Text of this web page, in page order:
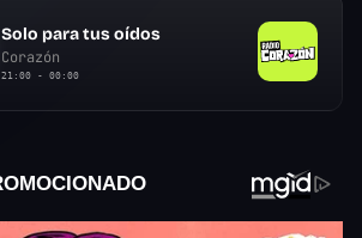
Solo para tus oídos
Corazón
21:00 - 00:00